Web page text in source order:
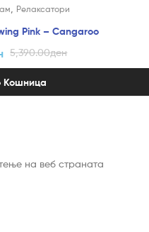
, Релаксатори
Pink – Cangaroo
5,390.00ден
Кошница
на веб страната